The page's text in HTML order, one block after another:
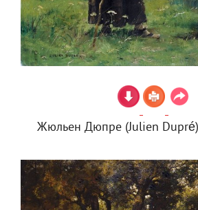
Жюльен Дюпре (Julien